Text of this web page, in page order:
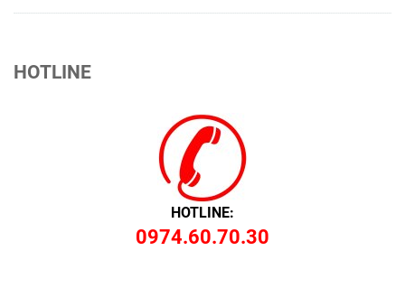
HOTLINE
HOTLINE:
0974.60.70.30